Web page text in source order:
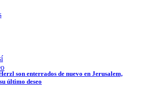
son enterrados de nuevo en Jerusalem,
último deseo